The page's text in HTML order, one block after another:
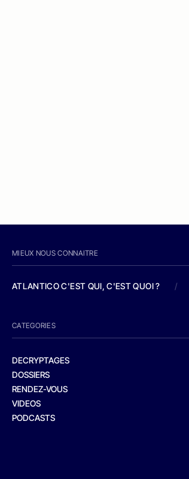
MIEUX NOUS CONNAITRE
ATLANTICO C'EST QUI, C'EST QUOI ? /
CATEGORIES
DECRYPTAGES
DOSSIERS
RENDEZ-VOUS
VIDEOS
PODCASTS